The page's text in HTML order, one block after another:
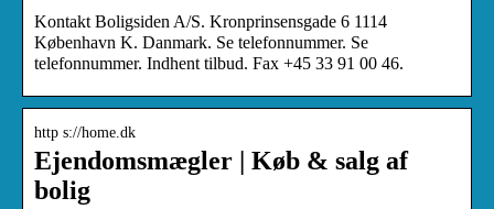
Kontakt Boligsiden A/S. Kronprinsensgade 6 1114
København K. Danmark. Se telefonnummer. Se
telefonnummer. Indhent tilbud. Fax +45 33 91 00 46.
http s://home.dk
Ejendomsmægler | Køb & salg af
bolig